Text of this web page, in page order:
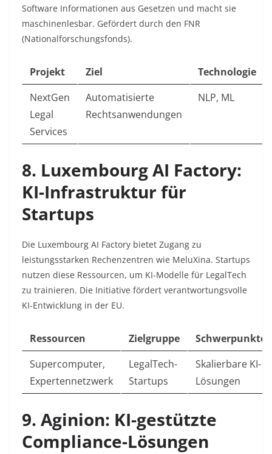
Software Informationen aus Gesetzen und macht sie
maschinenlesbar. Gefördert durch den FNR
(Nationalforschungsfonds).
Projekt Ziel
Technologie
NextGen
Legal
Services
Automatisierte
Rechtsanwendungen
NLP, ML
8. Luxembourg AI Factory:
KI-Infrastruktur für
Startups
Die Luxembourg AI Factory bietet Zugang zu
leistungsstarken Rechenzentren wie MeluXina. Startups
nutzen diese Ressourcen, um KI-Modelle für LegalTech
zu trainieren. Die Initiative fördert verantwortungsvolle
KI-Entwicklung in der EU.
Ressourcen Zielgruppe
Schwerpunkte
Supercomputer,
Expertennetzwerk
LegalTech-
Startups
Skalierbare KI-
Lösungen
9. Aginion: KI-gestützte
Compliance-Lösungen